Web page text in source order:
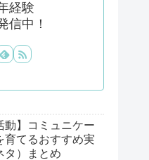
経験
信中！
動】コミュニケー
育てるおすすめ実
タ）まとめ